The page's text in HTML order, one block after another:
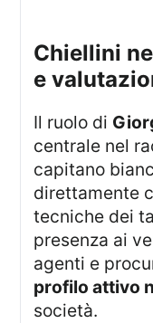
chiellini nel colloquio: scouting
e
Il ruolo di
centrale nel
capitano
direttamente
tecniche dei
presenza ai
agenti e
profilo attivo
società.